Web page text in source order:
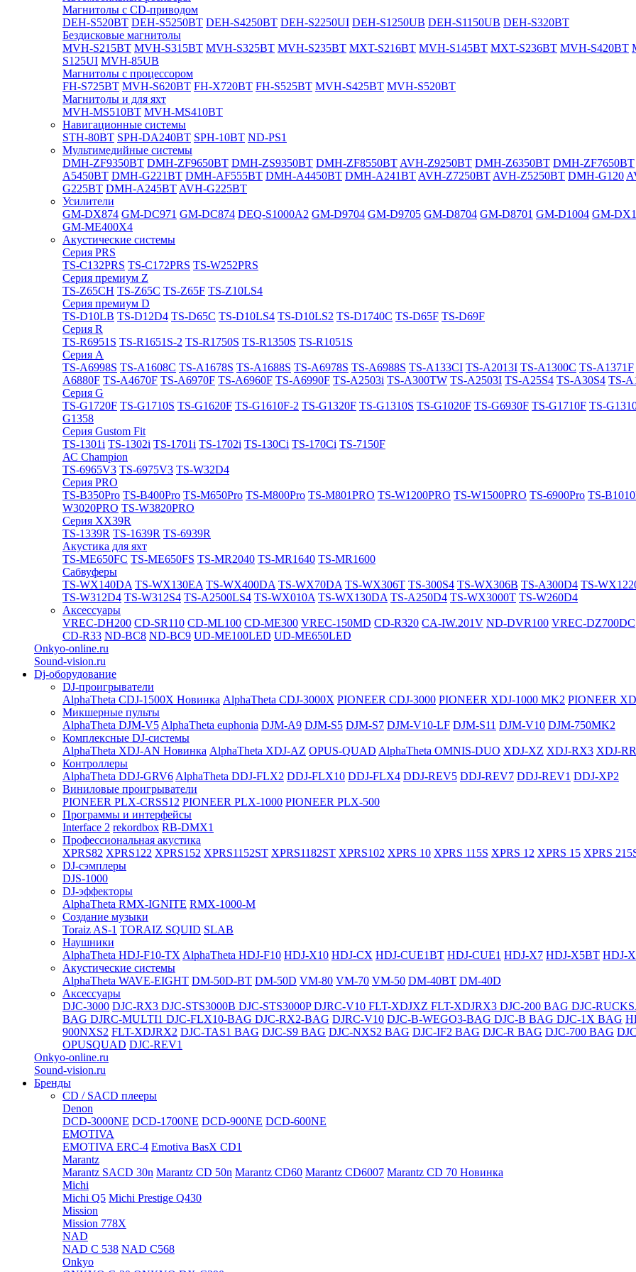
Магнитолы с CD-приводом
DEH-S520BT DEH-S5250BT DEH-S4250BT DEH-S2250UI DEH-S1250UB DEH-S1150UB DEH-S320BT
Бездисковые магнитолы
MVH-S215BT MVH-S315BT MVH-S325BT MVH-S235BT MXT-S216BT MVH-S145BT MXT-S236BT MVH-S420BT
S125UI MVH-85UB
Магнитолы с процессором
FH-S725BT MVH-S620BT FH-X720BT FH-S525BT MVH-S425BT MVH-S520BT
Магнитолы и для яхт
MVH-MS510BT MVH-MS410BT
Навигационные системы
STH-80BT SPH-DA240BT SPH-10BT ND-PS1
Мультимедийные системы
DMH-ZF9350BT DMH-ZF9650BT DMH-ZS9350BT DMH-ZF8550BT AVH-Z9250BT DMH-Z6350BT DMH-ZF7650BT
A5450BT DMH-G221BT DMH-AF555BT DMH-A4450BT DMH-A241BT AVH-Z7250BT AVH-Z5250BT DMH-G120
G225BT DMH-A245BT AVH-G225BT
Усилители
GM-DX874 GM-DC971 GM-DC874 DEQ-S1000A2 GM-D9704 GM-D9705 GM-D8704 GM-D8701 GM-D1004 GM-
GM-ME400X4
Акустические системы
Cерия PRS
TS-C132PRS TS-C172PRS TS-W252PRS
Cерия премиум Z
TS-Z65CH TS-Z65C TS-Z65F TS-Z10LS4
Cерия премиум D
TS-D10LB TS-D12D4 TS-D65C TS-D10LS4 TS-D10LS2 TS-D1740C TS-D65F TS-D69F
Cерия R
TS-R6951S TS-R1651S-2 TS-R1750S TS-R1350S TS-R1051S
Cерия A
TS-A6998S TS-A1608C TS-A1678S TS-A1688S TS-A6978S TS-A6988S TS-A133CI TS-A2013I TS-A1300C TS-A1371F
A6880F TS-A4670F TS-A6970F TS-A6960F TS-A6990F TS-A2503i TS-A300TW TS-A2503I TS-A25S4 TS-A30S4 TS-
Cерия G
TS-G1720F TS-G1710S TS-G1620F TS-G1610F-2 TS-G1320F TS-G1310S TS-G1020F TS-G6930F TS-G1710F TS-
G1358
Cерия Gustom Fit
TS-1301i TS-1302i TS-1701i TS-1702i TS-130Ci TS-170Ci TS-7150F
АС Champion
TS-6965V3 TS-6975V3 TS-W32D4
Cерия PRO
TS-B350Pro TS-B400Pro TS-M650Pro TS-M800Pro TS-M801PRO TS-W1200PRO TS-W1500PRO TS-6900Pro TS-
W3020PRO TS-W3820PRO
Cерия XX39R
TS-1339R TS-1639R TS-6939R
Акустика для яхт
TS-ME650FC TS-ME650FS TS-MR2040 TS-MR1640 TS-MR1600
Сабвуферы
TS-WX140DA TS-WX130EA TS-WX400DA TS-WX70DA TS-WX306T TS-300S4 TS-WX306B TS-A300D4 TS-
TS-W312D4 TS-W312S4 TS-A2500LS4 TS-WX010A TS-WX130DA TS-A250D4 TS-WX3000T TS-W260D4
Аксессуары
VREC-DH200 CD-SR110 CD-ML100 CD-ME300 VREC-150MD CD-R320 CA-IW.201V ND-DVR100 VREC-DZ700DC
CD-R33 ND-BC8 ND-BC9 UD-ME100LED UD-ME650LED
Onkyo-online.ru
Sound-vision.ru
Dj-оборудование
DJ-проигрыватели
AlphaTheta CDJ-1500X Новинка AlphaTheta CDJ-3000X PIONEER CDJ-3000 PIONEER XDJ-1000 MK2 PIONEER
Микшерные пульты
AlphaTheta DJM-V5 AlphaTheta euphonia DJM-A9 DJM-S5 DJM-S7 DJM-V10-LF DJM-S11 DJM-V10 DJM-750MK2
Комплексные DJ-системы
AlphaTheta XDJ-AN Новинка AlphaTheta XDJ-AZ OPUS-QUAD AlphaTheta OMNIS-DUO XDJ-XZ XDJ-RX3 XDJ-RR
Контроллеры
AlphaTheta DDJ-GRV6 AlphaTheta DDJ-FLX2 DDJ-FLX10 DDJ-FLX4 DDJ-REV5 DDJ-REV7 DDJ-REV1 DDJ-XP2
Виниловые проигрыватели
PIONEER PLX-CRSS12 PIONEER PLX-1000 PIONEER PLX-500
Программы и интерфейсы
Interface 2 rekordbox RB-DMX1
Профессиональная акустика
XPRS82 XPRS122 XPRS152 XPRS1152ST XPRS1182ST XPRS102 XPRS 10 XPRS 115S XPRS 12 XPRS 15 XPRS
DJ-сэмплеры
DJS-1000
DJ-эффекторы
AlphaTheta RMX-IGNITE RMX-1000-M
Создание музыки
Toraiz AS-1 TORAIZ SQUID SLAB
Наушники
AlphaTheta HDJ-F10-TX AlphaTheta HDJ-F10 HDJ-X10 HDJ-CX HDJ-CUE1BT HDJ-CUE1 HDJ-X7 HDJ-X5BT HDJ-
Акустические системы
AlphaTheta WAVE-EIGHT DM-50D-BT DM-50D VM-80 VM-70 VM-50 DM-40BT DM-40D
Аксессуары
DJC-3000 DJC-RX3 DJC-STS3000B DJC-STS3000PDJRC-V10 FLT-XDJXZ FLT-XDJRX3 DJC-200 BAG DJC-
BAG DJRC-MULTI1 DJC-FLX10-BAG DJC-RX2-BAG DJRC-V10 DJC-B-WEGO3-BAG DJC-B BAG DJC-1X BAG
900NXS2 FLT-XDJRX2 DJC-TAS1 BAG DJC-S9 BAG DJC-NXS2 BAG DJC-IF2 BAG DJC-R BAG DJC-700 BAG
OPUSQUAD DJC-REV1
Onkyo-online.ru
Sound-vision.ru
Бренды
CD / SACD плееры
Denon
DCD-3000NE DCD-1700NE DCD-900NE DCD-600NE
EMOTIVA
EMOTIVA ERC-4 Emotiva BasX CD1
Marantz
Marantz SACD 30n Marantz CD 50n Marantz CD60 Marantz CD6007 Marantz CD 70 Новинка
Michi
Michi Q5 Michi Prestige Q430
Mission
Mission 778X
NAD
NAD C 538 NAD C568
Onkyo